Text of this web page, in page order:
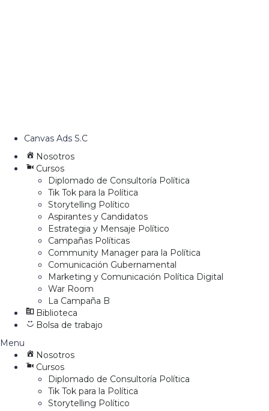
Canvas Ads S.C
Nosotros
Cursos
Diplomado de Consultoría Política
Tik Tok para la Política
Storytelling Político
Aspirantes y Candidatos
Estrategia y Mensaje Político
Campañas Políticas
Community Manager para la Política
Comunicación Gubernamental
Marketing y Comunicación Política Digital
War Room
La Campaña B
Biblioteca
Bolsa de trabajo
Menu
Nosotros
Cursos
Diplomado de Consultoría Política
Tik Tok para la Política
Storytelling Político